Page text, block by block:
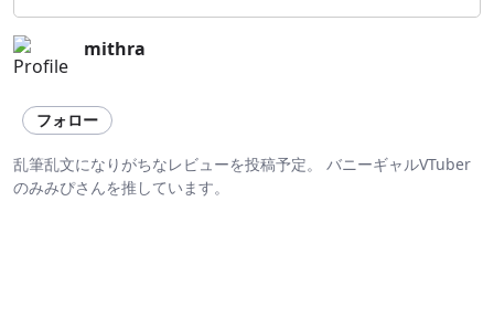
mithra
フォロー
乱筆乱文になりがちなレビューを投稿予定。 バニーギャルVTuber
のみみぴさんを推しています。